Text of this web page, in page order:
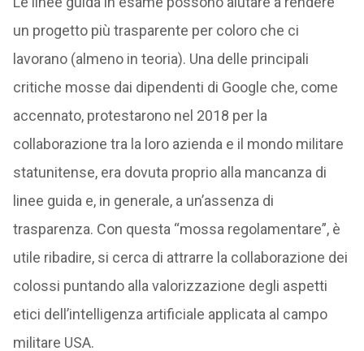
un progetto più trasparente per coloro che ci
lavorano (almeno in teoria). Una delle principali
critiche mosse dai dipendenti di Google che, come
accennato, protestarono nel 2018 per la
collaborazione tra la loro azienda e il mondo militare
statunitense, era dovuta proprio alla mancanza di
linee guida e, in generale, a un’assenza di
trasparenza. Con questa “mossa regolamentare”, è
utile ribadire, si cerca di attrarre la collaborazione dei
colossi puntando alla valorizzazione degli aspetti
etici dell’intelligenza artificiale applicata al campo
militare USA.